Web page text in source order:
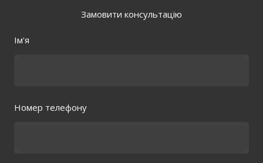
Замовити консультацію
Ім'я
Номер телефону